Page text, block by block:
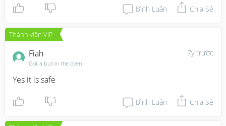
Bình Luận Chia Sẻ
Thành viên VIP
7y trước
Fiah
Got a bun in the oven
Yes it is safe
Bình Luận Chia Sẻ